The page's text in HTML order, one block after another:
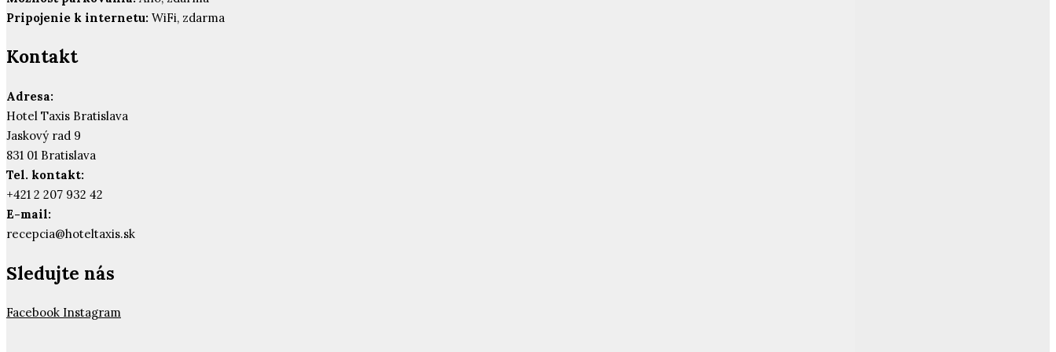
Pripojenie k internetu: WiFi, zdarma
Kontakt
Adresa:
Hotel Taxis Bratislava
Jaskový rad 9
831 01 Bratislava
Tel. kontakt:
+421 2 207 932 42
E-mail:
recepcia@hoteltaxis.sk
Sledujte nás
Facebook Instagram